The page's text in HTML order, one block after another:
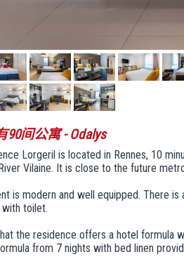
90间公寓- Odalys
Lorgeril is located in Rennes, 10
Vilaine. It is close to the future
is modern and well equipped. There
toilet.
the residence offers a hotel formula
from 7 nights with bed linen